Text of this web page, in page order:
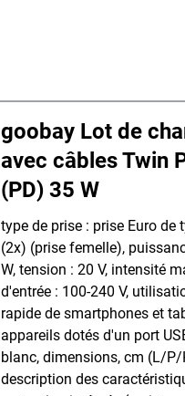
goobay Lot de
avec câbles Twin
(PD) 35 W
type de prise : prise Euro de
(2x) (prise femelle),
W, tension : 20 V, intensité
d'entrée : 100-240 V,
rapide de smartphones et
appareils dotés d'un port
blanc, dimensions, cm (L/
description des